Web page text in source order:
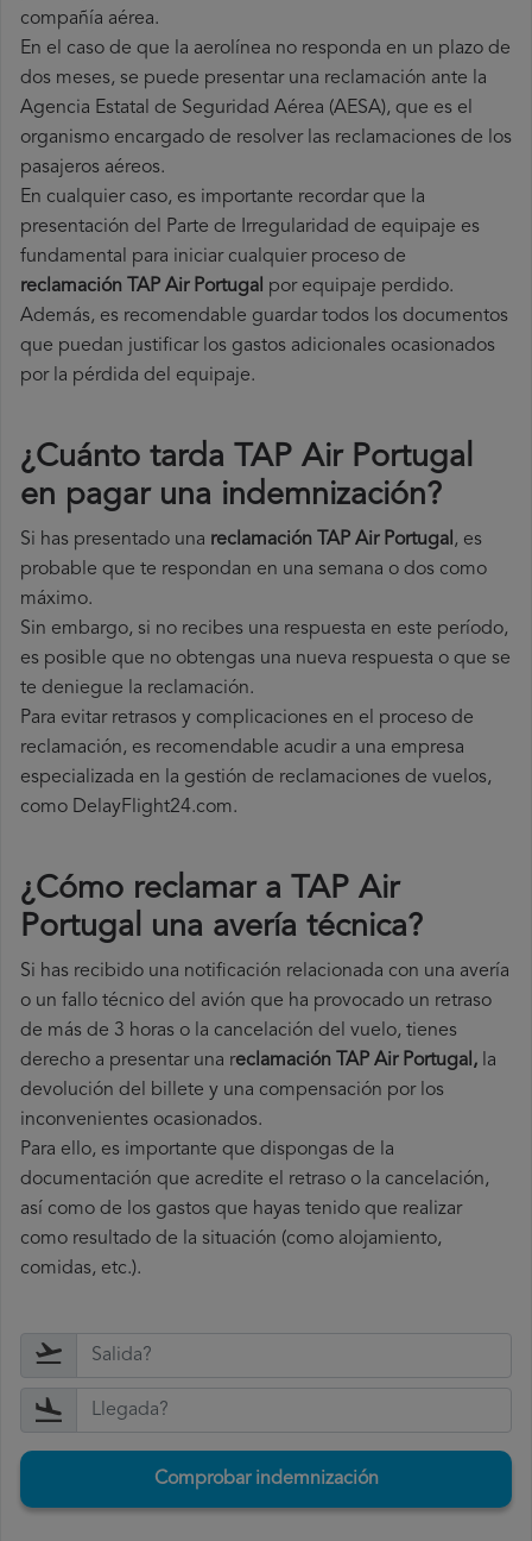
compañía aérea.
En el caso de que la aerolínea no responda en un plazo de
dos meses, se puede presentar una reclamación ante la
Agencia Estatal de Seguridad Aérea (AESA), que es el
organismo encargado de resolver las reclamaciones de los
pasajeros aéreos.
En cualquier caso, es importante recordar que la
presentación del Parte de Irregularidad de equipaje es
fundamental para iniciar cualquier proceso de
reclamación TAP Air Portugal por equipaje perdido.
Además, es recomendable guardar todos los documentos
que puedan justificar los gastos adicionales ocasionados
por la pérdida del equipaje.
¿Cuánto tarda TAP Air Portugal
en pagar una indemnización?
Si has presentado una reclamación TAP Air Portugal, es
probable que te respondan en una semana o dos como
máximo.
Sin embargo, si no recibes una respuesta en este período,
es posible que no obtengas una nueva respuesta o que se
te deniegue la reclamación.
Para evitar retrasos y complicaciones en el proceso de
reclamación, es recomendable acudir a una empresa
especializada en la gestión de reclamaciones de vuelos,
como DelayFlight24.com.
¿Cómo reclamar a TAP Air
Portugal una avería técnica?
Si has recibido una notificación relacionada con una avería
o un fallo técnico del avión que ha provocado un retraso
de más de 3 horas o la cancelación del vuelo, tienes
derecho a presentar una reclamación TAP Air Portugal, la
devolución del billete y una compensación por los
inconvenientes ocasionados.
Para ello, es importante que dispongas de la
documentación que acredite el retraso o la cancelación,
así como de los gastos que hayas tenido que realizar
como resultado de la situación (como alojamiento,
comidas, etc.).
Comprobar indemnización